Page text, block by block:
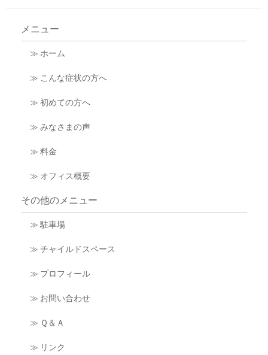
メニュー
≫ ホーム
≫ こんな症状の方へ
≫ 初めての方へ
≫ みなさまの声
≫ 料金
≫ オフィス概要
その他のメニュー
≫ 駐車場
≫ チャイルドスペース
≫ プロフィール
≫ お問い合わせ
≫ Ｑ＆Ａ
≫ リンク